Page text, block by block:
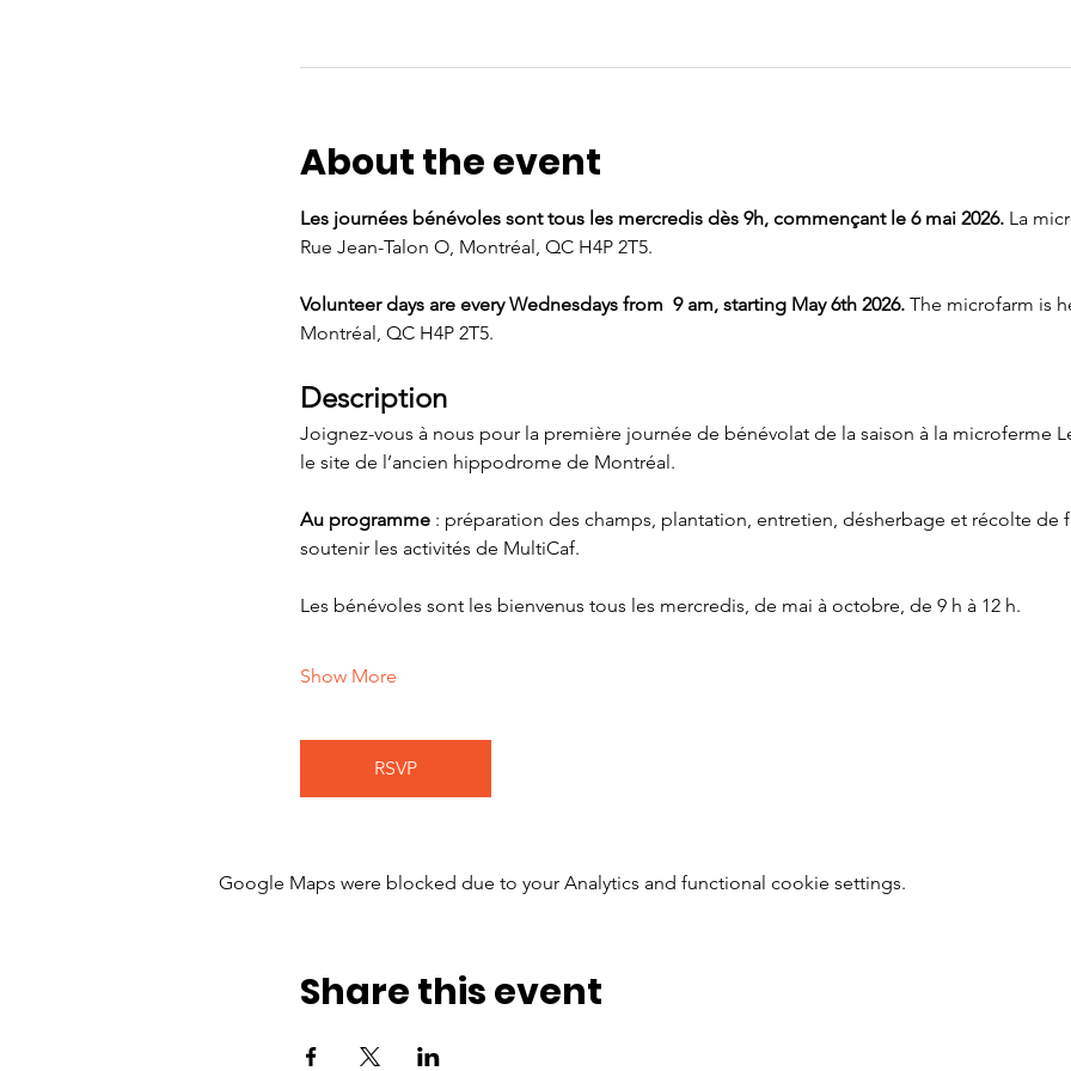
About the event
Les journées bénévoles sont tous les mercredis dès 9h, commençant le 6 mai 2026. La
Rue Jean-Talon O, Montréal, QC H4P 2T5.
Volunteer days are every Wednesdays from  9 am, starting May 6th 2026. The microfarm is
Montréal, QC H4P 2T5.
Description
Joignez-vous à nous pour la première journée de bénévolat de la saison à la microferme
le site de l’ancien hippodrome de Montréal.
Au programme : préparation des champs, plantation, entretien, désherbage et récolte de
soutenir les activités de MultiCaf.
Les bénévoles sont les bienvenus tous les mercredis, de mai à octobre, de 9 h à 12 h.
Show More
RSVP
Google Maps were blocked due to your Analytics and functional cookie settings.
Share this event